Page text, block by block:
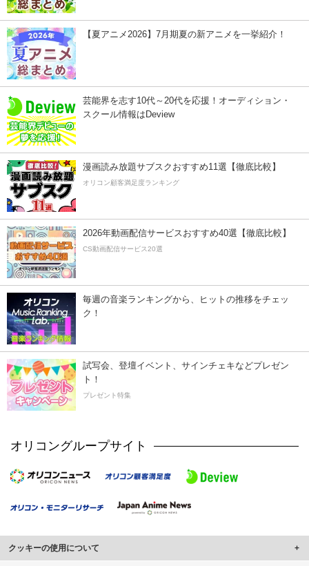
【夏アニメ2026】7月期夏の新アニメを一挙紹介！
芸能界を志す10代～20代を応援！オーディション・
スクール情報はDeview
漫画読み放題サブスクおすすめ11選【徹底比較】
オリコン顧客満足度ランキング
2026年動画配信サービスおすすめ40選【徹底比較】
CS動画配信サービス20選
毎週の音楽ランキングから、ヒットの推移をチェッ
ク！
試写会、登壇イベント、サインチェキなどプレゼン
ト！
プレゼント特集
オリコングループサイト
クッキーの使用について